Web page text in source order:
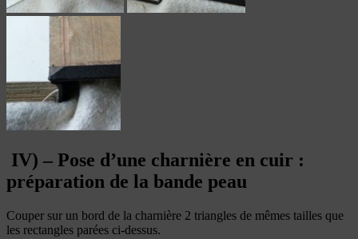
IV) – Pose d’une charnière en cuir :
préparation de la bande peau
Couper sur un bord de la charnière 2 triangles de mêmes tailles que
les rectangles parées ci-dessus.